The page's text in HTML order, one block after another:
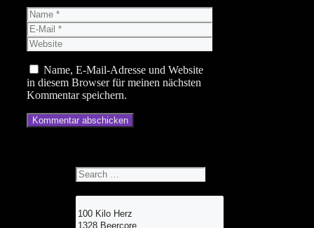
Name
E-
Mail
Website
Name, E-Mail-Adresse und Website
in diesem Browser für meinen nächsten
Kommentar speichern.